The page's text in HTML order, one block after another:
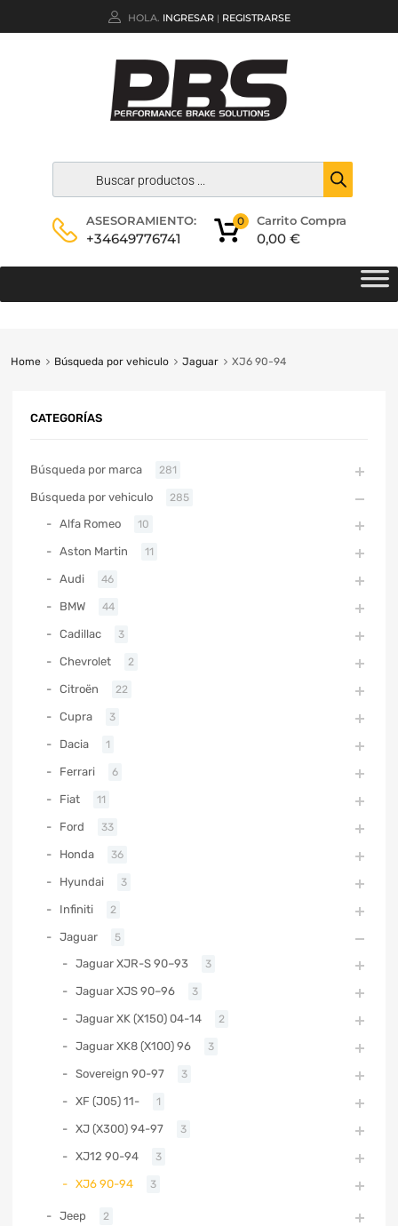
HOLA. INGRESAR | REGISTRARSE
ASESORAMIENTO:
+34649776741
Carrito Compra
0,00 €
0
Home Búsqueda por vehiculo Jaguar XJ6 90-94
CATEGORÍAS
Búsqueda por marca 281
Búsqueda por vehiculo 285
Alfa Romeo 10
Aston Martin 11
Audi 46
BMW 44
Cadillac 3
Chevrolet 2
Citroën 22
Cupra 3
Dacia 1
Ferrari 6
Fiat 11
Ford 33
Honda 36
Hyundai 3
Infiniti 2
Jaguar 5
Jaguar XJR-S 90–93 3
Jaguar XJS 90–96 3
Jaguar XK (X150) 04-14 2
Jaguar XK8 (X100) 96 3
Sovereign 90-97 3
XF (J05) 11- 1
XJ (X300) 94-97 3
XJ12 90-94 3
XJ6 90-94 3
Jeep 2